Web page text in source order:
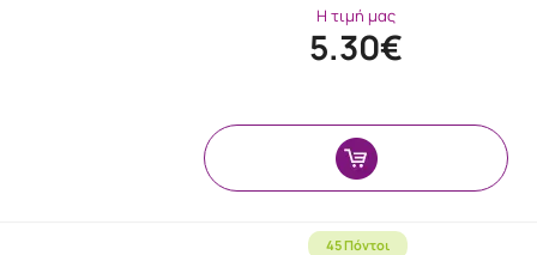
Η τιμή μας
5.30€
45 Πόντοι